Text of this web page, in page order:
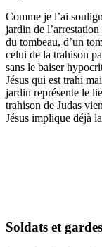
Comme je l’ai
jardin de
du tombeau, d’un
celui de la trahison
sans le baiser
Jésus qui est trahi
jardin représente le
trahison de Judas
Jésus implique déjà
Soldats et gardes